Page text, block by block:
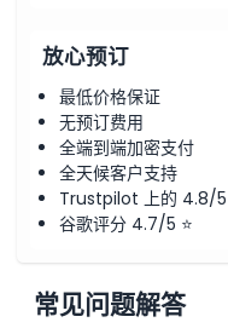
放心预订
最低价格保证
无预订费用
全端到端加密支付
全天候客户支持
Trustpilot 上的 4.8/5
谷歌评分 4.7/5 ⭐
常见问题解答